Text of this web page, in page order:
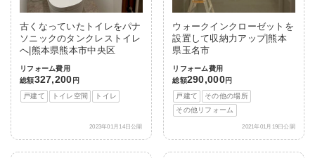
古くなっていたトイレをパナ
ソニックのタンクレストイレ
へ|熊本県熊本市中央区
リフォーム費用
総額327,200 円
戸建て
トイレ空間 トイレ
2023年01月14日公開
ウォークインクローゼットを
設置して収納力アップ|熊本
県玉名市
リフォーム費用
総額290,000円
戸建て
その他の場所
その他リフォーム
2021年01月19日公開